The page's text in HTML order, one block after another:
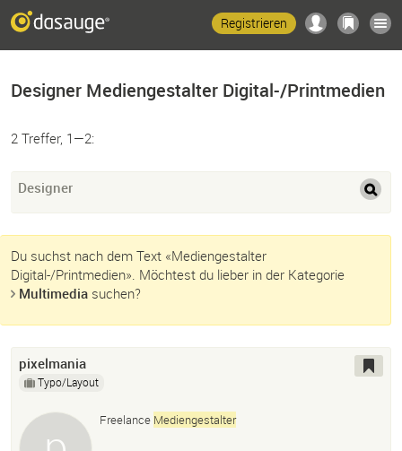
Registrieren
Designer Mediengestalter Digital-/Printmedien
2 Treffer, 1—2:
Designer
Du suchst nach dem Text «Mediengestalter
Digital-/Printmedien». Möchtest du lieber in der Kategorie
Multimedia suchen?
pixelmania
Typo/Layout
Freelance Mediengestalter